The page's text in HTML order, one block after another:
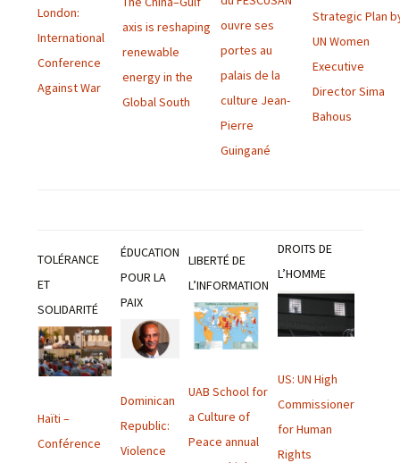
London:
International
Conference
Against War
axis is reshaping
renewable
energy in the
Global South
ouvre ses
portes au
palais de la
culture Jean-
Pierre
Guingané
Strategic Plan
UN Women
Executive
Director Sima
Bahous
TOLÉRANCE
ET
SOLIDARITÉ
Haïti –
Conférence
ÉDUCATION
POUR LA
PAIX
Dominican
Republic:
Violence
LIBERTÉ DE
L’INFORMATION
UAB School for
a Culture of
Peace annual
DROITS DE
L’HOMME
US: UN High
Commissioner
for Human
Rights